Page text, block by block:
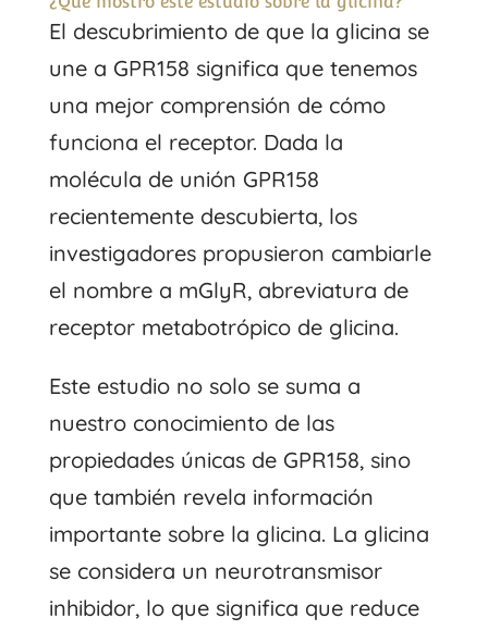
El descubrimiento de que la glicina se
une a GPR158 significa que tenemos
una mejor comprensión de cómo
funciona el receptor. Dada la
molécula de unión GPR158
recientemente descubierta, los
investigadores propusieron cambiarle
el nombre a mGlyR, abreviatura de
receptor metabotrópico de glicina.
Este estudio no solo se suma a
nuestro conocimiento de las
propiedades únicas de GPR158, sino
que también revela información
importante sobre la glicina. La glicina
se considera un neurotransmisor
inhibidor, lo que significa que reduce